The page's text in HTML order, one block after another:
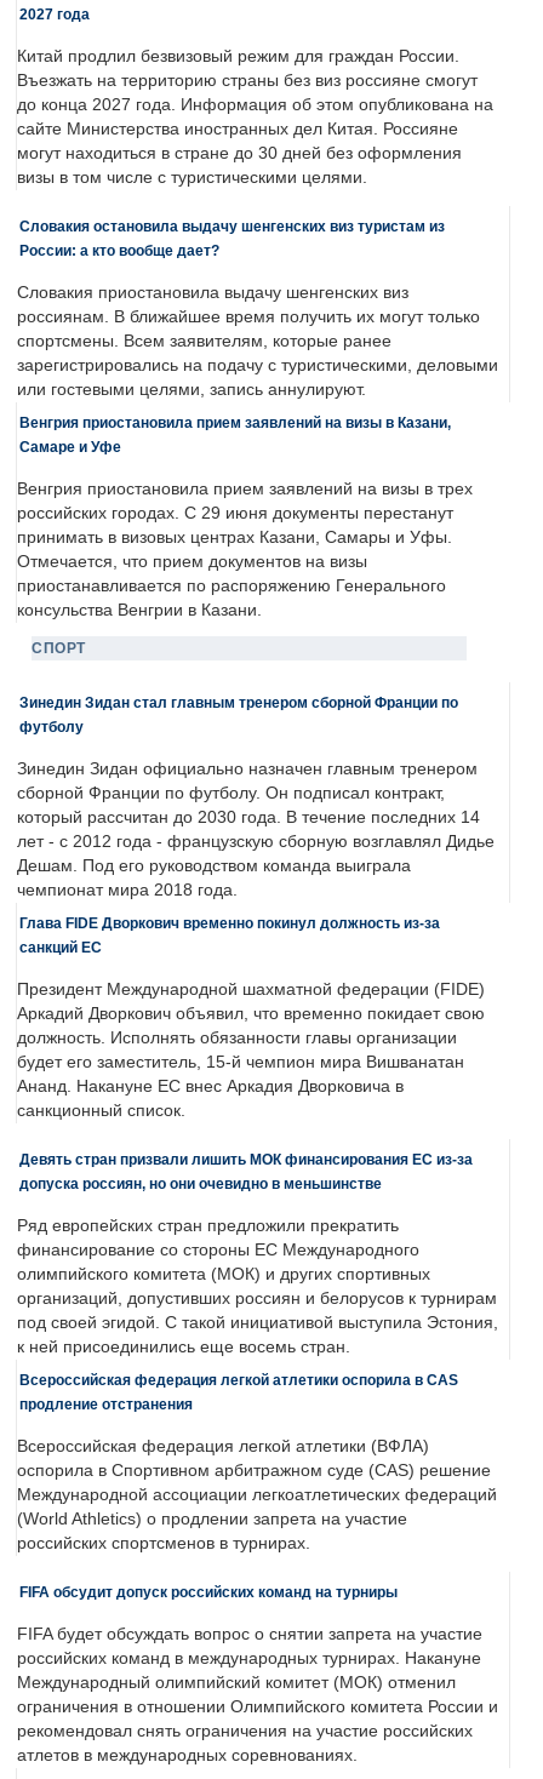
2027 года
Китай продлил безвизовый режим для граждан России.
Въезжать на территорию страны без виз россияне смогут
до конца 2027 года. Информация об этом опубликована на
сайте Министерства иностранных дел Китая. Россияне
могут находиться в стране до 30 дней без оформления
визы в том числе с туристическими целями.
Словакия остановила выдачу шенгенских виз туристам из
России: а кто вообще дает?
Словакия приостановила выдачу шенгенских виз
россиянам. В ближайшее время получить их могут только
спортсмены. Всем заявителям, которые ранее
зарегистрировались на подачу с туристическими, деловыми
или гостевыми целями, запись аннулируют.
Венгрия приостановила прием заявлений на визы в Казани,
Самаре и Уфе
Венгрия приостановила прием заявлений на визы в трех
российских городах. С 29 июня документы перестанут
принимать в визовых центрах Казани, Самары и Уфы.
Отмечается, что прием документов на визы
приостанавливается по распоряжению Генерального
консульства Венгрии в Казани.
СПОРТ
Зинедин Зидан стал главным тренером сборной Франции по
футболу
Зинедин Зидан официально назначен главным тренером
сборной Франции по футболу. Он подписал контракт,
который рассчитан до 2030 года. В течение последних 14
лет - с 2012 года - французскую сборную возглавлял Дидье
Дешам. Под его руководством команда выиграла
чемпионат мира 2018 года.
Глава FIDE Дворкович временно покинул должность из-за
санкций ЕС
Президент Международной шахматной федерации (FIDE)
Аркадий Дворкович объявил, что временно покидает свою
должность. Исполнять обязанности главы организации
будет его заместитель, 15-й чемпион мира Вишванатан
Ананд. Накануне ЕС внес Аркадия Дворковича в
санкционный список.
Девять стран призвали лишить МОК финансирования ЕС из-за
допуска россиян, но они очевидно в меньшинстве
Ряд европейских стран предложили прекратить
финансирование со стороны ЕС Международного
олимпийского комитета (МОК) и других спортивных
организаций, допустивших россиян и белорусов к турнирам
под своей эгидой. С такой инициативой выступила Эстония,
к ней присоединились еще восемь стран.
Всероссийская федерация легкой атлетики оспорила в CAS
продление отстранения
Всероссийская федерация легкой атлетики (ВФЛА)
оспорила в Спортивном арбитражном суде (CAS) решение
Международной ассоциации легкоатлетических федераций
(World Athletics) о продлении запрета на участие
российских спортсменов в турнирах.
FIFA обсудит допуск российских команд на турниры
FIFA будет обсуждать вопрос о снятии запрета на участие
российских команд в международных турнирах. Накануне
Международный олимпийский комитет (МОК) отменил
ограничения в отношении Олимпийского комитета России и
рекомендовал снять ограничения на участие российских
атлетов в международных соревнованиях.